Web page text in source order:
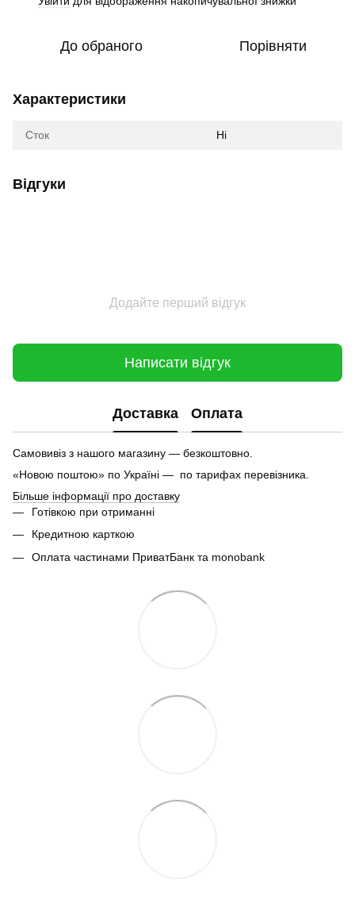
До обраного Порівняти
Характеристики
Сток Ні
Відгуки
Додайте перший відгук
Написати відгук
Доставка Оплата
Самовивіз з нашого магазину — безкоштовно.
«Новою поштою» по Україні — по тарифах перевізника.
Більше інформації про доставку
Готівкою при отриманні
Кредитною карткою
Оплата частинами ПриватБанк та monobank